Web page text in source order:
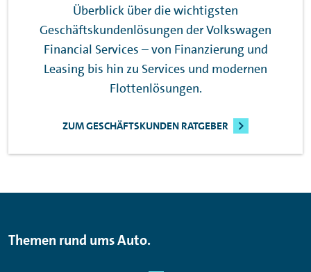
Überblick über die wichtigsten
Geschäftskundenlösungen der Volkswagen
Financial Services – von Finanzierung und
Leasing bis hin zu Services und modernen
Flottenlösungen.
ZUM GESCHÄFTSKUNDEN RATGEBER
Themen rund ums Auto.